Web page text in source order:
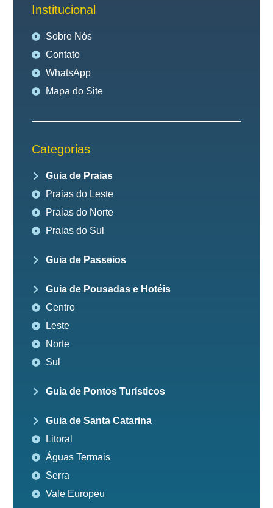
Institucional
Sobre Nós
Contato
WhatsApp
Mapa do Site
Categorias
Guia de Praias
Praias do Leste
Praias do Norte
Praias do Sul
Guia de Passeios
Guia de Pousadas e Hotéis
Centro
Leste
Norte
Sul
Guia de Pontos Turísticos
Guia de Santa Catarina
Litoral
Águas Termais
Serra
Vale Europeu